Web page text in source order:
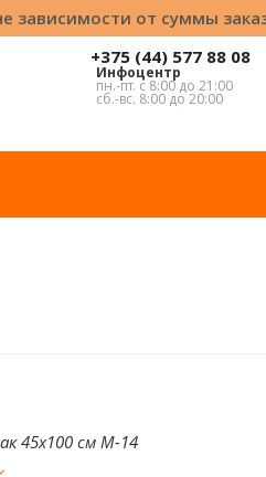
зависимости от суммы
+375 (44) 577 88 08
Инфоцентр
пн.-пт. с 8:00 до 21:00
сб.-вс. 8:00 до 20:00
45x100 см М-14